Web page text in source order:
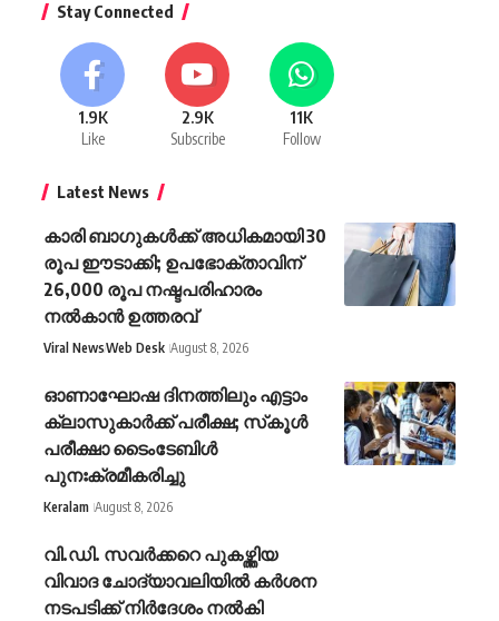
Stay Connected
1.9K
Like
2.9K
Subscribe
11K
Follow
Latest News
കാരി ബാഗുകൾക്ക് അധികമായി 30
രൂപ ഈടാക്കി; ഉപഭോക്താവിന്
26,000 രൂപ നഷ്ടപരിഹാരം
നൽകാൻ ഉത്തരവ്
Viral NewsWeb Desk August 8, 2026
ഓണാഘോഷ ദിനത്തിലും എട്ടാം
ക്ലാസുകാര്‍ക്ക് പരീക്ഷ; സ്‌കൂള്‍
പരീക്ഷാ ടൈംടേബിള്‍
പുനഃക്രമീകരിച്ചു
Keralam August 8, 2026
വി.ഡി. സവർക്കറെ പുകഴ്ത്തിയ
വിവാദ ചോദ്യാവലിയിൽ കർശന
നടപടിക്ക് നിർദേശം നൽകി